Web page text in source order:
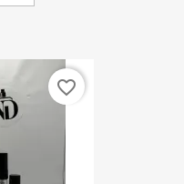
favorite_border